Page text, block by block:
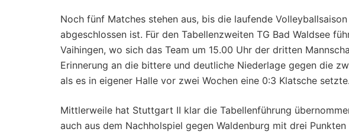
Noch fünf Matches stehen aus, bis die laufende
abgeschlossen ist. Für den Tabellenzweiten TG Bad Waldsee
Vaihingen, wo sich das Team um 15.00 Uhr der dritten
Erinnerung an die bittere und deutliche Niederlage gegen die
als es in eigener Halle vor zwei Wochen eine 0:3 Klatsche setzte.
Mittlerweile hat Stuttgart II klar die Tabellenführung
auch aus dem Nachholspiel gegen Waldenburg mit drei